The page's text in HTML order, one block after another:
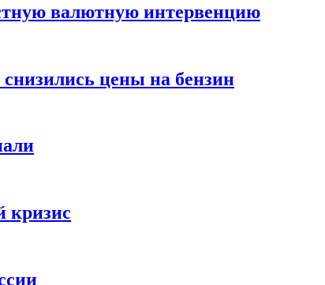
валютную интервенцию
цены на бензин
кризис